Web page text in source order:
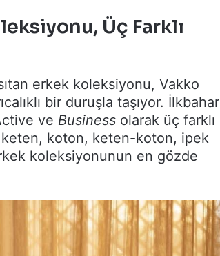
Üç Farklı
erkek koleksiyonu, Vakko
bir duruşla taşıyor. İlkbahar
ve Business olarak üç farklı
koton, keten-koton, ipek
koleksiyonunun en gözde